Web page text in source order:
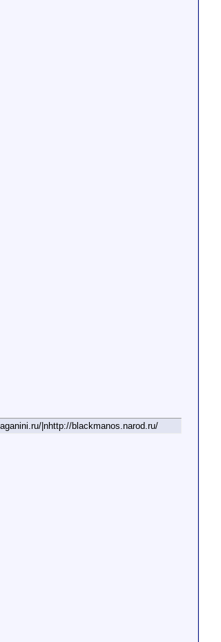
|nhttp://blackmanos.narod.ru/